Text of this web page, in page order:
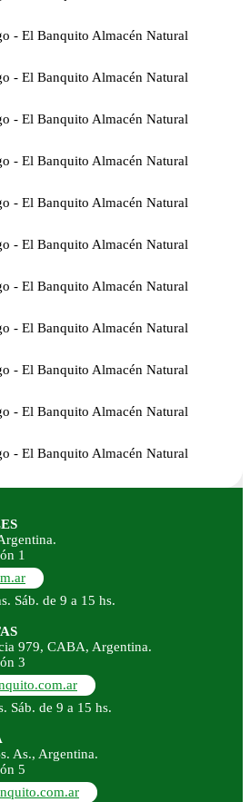
1
Sáb. de 9 a 15 hs.
979, CABA, Argentina.
3
Sáb. de 9 a 15 hs.
As., Argentina.
5